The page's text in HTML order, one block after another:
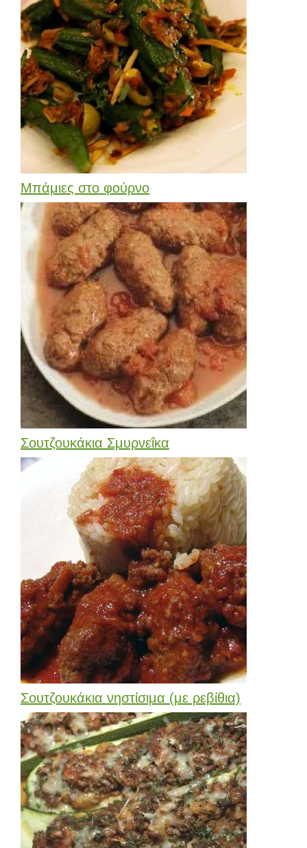
Μπάμιες στο φούρνο
Σουτζουκάκια Σμυρνεΐκα
Σουτζουκάκια νηστίσιμα (με ρεβίθια)